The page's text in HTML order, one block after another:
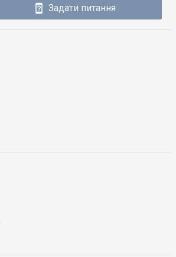
Задати питання